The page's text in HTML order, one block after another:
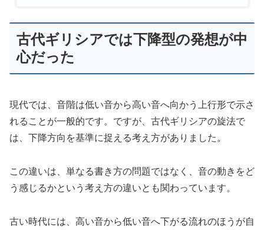
古代ギリシアでは下降型の発想が中
心だった
現代では、音階は低い音から高い音へ向かう上行形で示さ
れることが一般的です。ですが、古代ギリシアの旋法で
は、下降方向を基準に捉える考え方がありました。
この違いは、単なる書き方の問題ではなく、音の動きをど
う感じるかという考え方の違いとも関わっています。
古い時代には、高い音から低い音へ下がる流れのほうが自